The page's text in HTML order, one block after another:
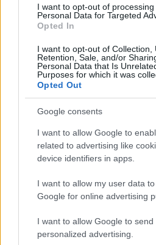
I want to opt-out of processing
Personal Data for Targeted
Opted In
I want to opt-out of Collection,
Retention, Sale, and/or
Personal Data that Is
Purposes for which it was
Opted Out
Google consents
I want to allow Google to
related to advertising like
device identifiers in apps.
I want to allow my user data
Google for online advertising
I want to allow Google to send
personalized advertising.
Το GTA 6 αποκαλύπτεται και
Διανομή τροφής για αδέσποτα